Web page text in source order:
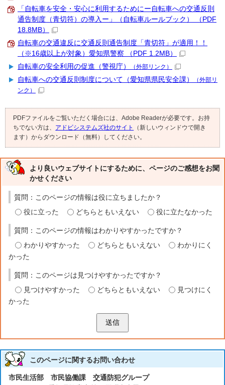
「自転車を安全・安心に利用するためにー自転車への交通反則
通告制度（青切符）の導入ー」（自転車ルールブック） （PDF
18.8MB）
自転車の交通違反に交通反則通告制度「青切符」が適用！！
（※16歳以上が対象）愛知県警察 （PDF 1.2MB）
自転車の安全利用の促進（警視庁）
（外部リンク）
自転車への交通反則制度について（愛知県県民安全課）
（外部リ
ンク）
PDFファイルをご覧いただく場合には、Adobe Readerが必要です。お持
ちでない方は、 アドビシステムズ社のサイト
（新しいウィンドウで開き
ます）からダウンロード（無料）してください。
より良いウェブサイトにするために、ページのご感想をお聞
かせください
質問：このページの情報は役に立ちましたか？
役に立った
どちらともいえない 役に立たなかった
質問：このページの情報はわかりやすかったですか？
わかりやすかった
どちらともいえない
わかりにく
かった
質問：このページは見つけやすかったですか？
見つけやすかった
どちらともいえない
見つけにく
かった
送信
このページに関するお問い合わせ
市民生活部 市民協働課 交通防犯グループ